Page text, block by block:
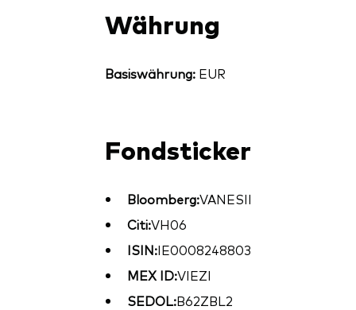
Währung
Basiswährung:EUR
Fondsticker
Bloomberg:VANESII
Citi:VH06
ISIN:IE0008248803
MEX ID:VIEZI
SEDOL:B62ZBL2